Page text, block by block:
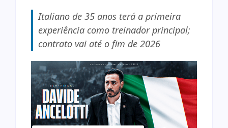
Italiano de 35 anos terá a primeira
experiência como treinador principal;
contrato vai até o fim de 2026